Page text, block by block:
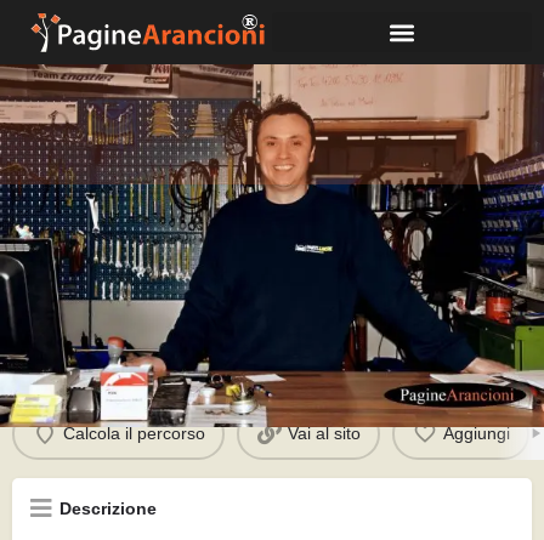
Parts & More Kfz-Hobbywerstatt
Chiama
Profilo
Calcola il percorso Vai al sito Aggiungi
Descrizione